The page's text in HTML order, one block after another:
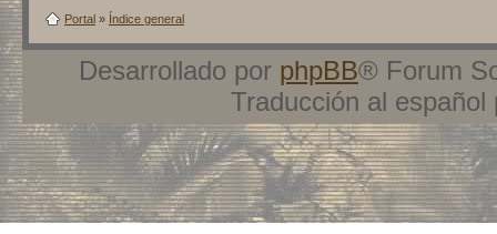
Portal » Índice general
Desarrollado por phpBB® Forum
Traducción al